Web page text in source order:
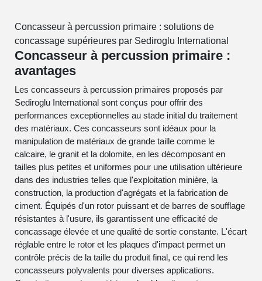
Concasseur à percussion primaire : solutions de
concassage supérieures par Sediroglu International
Concasseur à percussion primaire :
avantages
Les concasseurs à percussion primaires proposés par
Sediroglu International sont conçus pour offrir des
performances exceptionnelles au stade initial du traitement
des matériaux. Ces concasseurs sont idéaux pour la
manipulation de matériaux de grande taille comme le
calcaire, le granit et la dolomite, en les décomposant en
tailles plus petites et uniformes pour une utilisation ultérieure
dans des industries telles que l'exploitation minière, la
construction, la production d'agrégats et la fabrication de
ciment. Équipés d'un rotor puissant et de barres de soufflage
résistantes à l'usure, ils garantissent une efficacité de
concassage élevée et une qualité de sortie constante. L'écart
réglable entre le rotor et les plaques d'impact permet un
contrôle précis de la taille du produit final, ce qui rend les
concasseurs polyvalents pour diverses applications.